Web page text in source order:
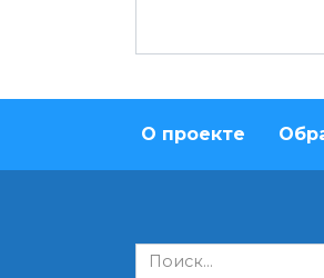
О проекте
Search